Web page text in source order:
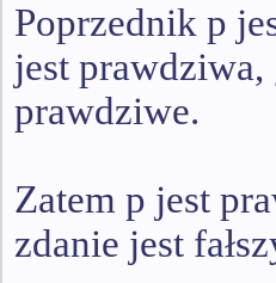
Poprzednik p
jest
prawdziwe.
Zatem p jest
zdanie jest